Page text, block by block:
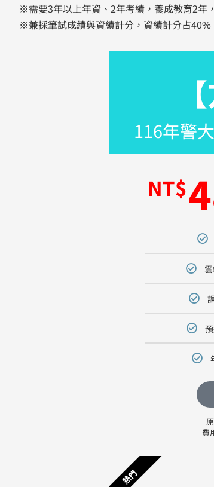
※需要3年以上年資、2年考績，養成教育2年
※兼採筆試成績與資績計分，資績計分占
116年警
NT$
費
熱門